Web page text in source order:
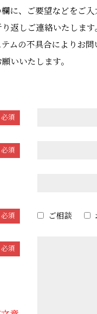
に、ご要望などをご入
返しご連絡いたします
ムの不具合によりお
いいたします。
必須
必須
必須 ご相談
必須